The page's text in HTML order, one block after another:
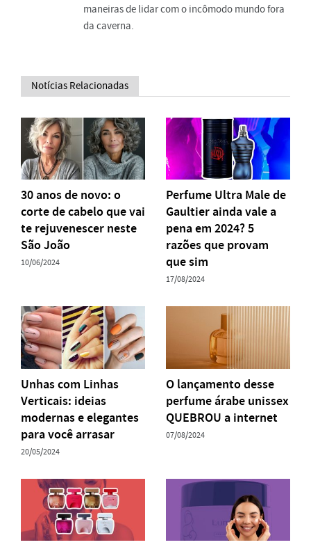
maneiras de lidar com o incômodo mundo fora
da caverna.
Notícias Relacionadas
30 anos de novo: o
corte de cabelo que vai
te rejuvenescer neste
São João
10/06/2024
Perfume Ultra Male de
Gaultier ainda vale a
pena em 2024? 5
razões que provam
que sim
17/08/2024
Unhas com Linhas
Verticais: ideias
modernas e elegantes
para você arrasar
20/05/2024
O lançamento desse
perfume árabe unissex
QUEBROU a internet
07/08/2024